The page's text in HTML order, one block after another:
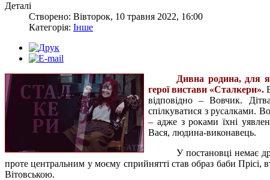
Деталі
Створено: Вівторок, 10 травня 2022, 16:00
Категорія: Інше
Дивна родина, для
герої вистави «Сталкери».
відповідно – Вовчик.
спілкуватися з русалками.
– адже з роками їхні
Вася, людина-виконавець.
У постановці немає
проте центральним у моєму сприйнятті став образ баби
Вітовською.